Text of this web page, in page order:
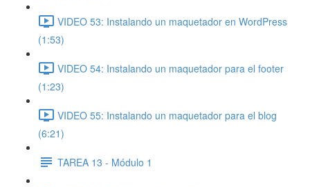
VIDEO 53: Instalando un maquetador en WordPress
(1:53)
VIDEO 54: Instalando un maquetador para el footer
(1:23)
VIDEO 55: Instalando un maquetador para el blog
(6:21)
TAREA 13 - Módulo 1